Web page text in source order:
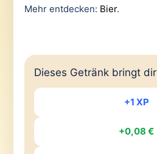
Mehr entdecken: Bier.
Dieses Getränk bringt dir
+1 XP
+0,08 €